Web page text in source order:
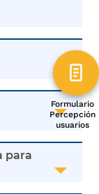
Formulario
Percepción
usuarios
para